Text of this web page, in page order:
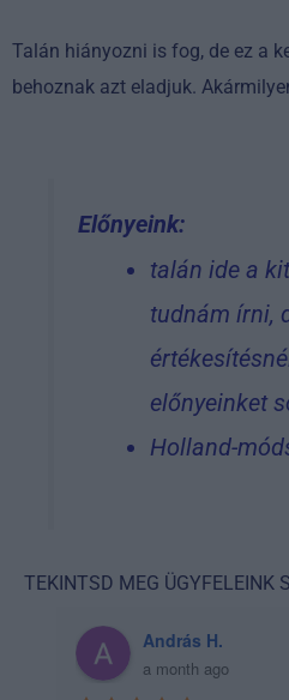
Talán hiányozni is fog, de ez a
behoznak azt eladjuk.
Előnyeink:
talán ide a
tudnám írni,
előnyeinket
Holland-
TEKINTSD MEG ÜGYFELEINK
András H.
a month ago